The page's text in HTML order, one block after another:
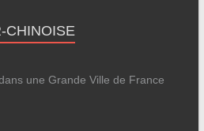
CHINOISE
une Grande Ville de France